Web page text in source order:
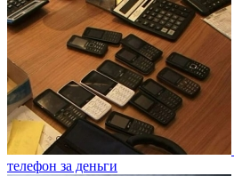
телефон за деньги